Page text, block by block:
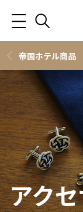
帝国ホテル商品
アク